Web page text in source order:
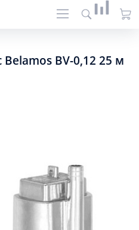
BV-0,12 25 м